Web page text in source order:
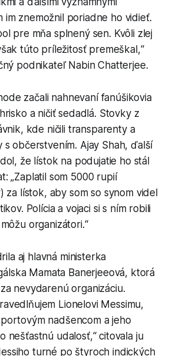
im znemožnil poriadne ho vidieť.
pre mňa splnený sen. Kvôli zlej
túto príležitosť premeškal,“
podnikateľ Nabin Chatterjee.
začali nahnevaní fanúšikovia
a ničiť sedadlá. Stovky z
kde ničili transparenty a
s občerstvením. Ajay Shah, ďalší
že lístok na podujatie ho stál
„Zaplatil som 5000 rupií
za lístok, aby som so synom videl
Polícia a vojaci si s ním robili
organizátori.“
aj hlavná ministerka
Mamata Banerjeeová, ktorá
nevydarenú organizáciu.
Lionelovi Messimu,
nadšencom a jeho
nešťastnú udalosť,“ citovala ju
turné po štyroch indických